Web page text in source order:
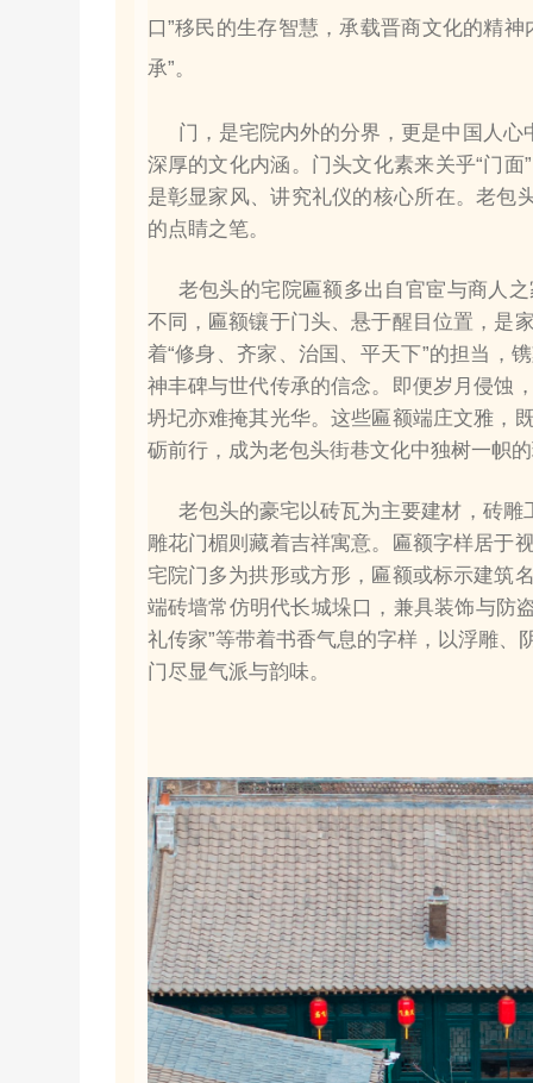
口”移民的生存智慧，承载晋商文化的精
承”。
门，是宅院内外的分界，更是中国人心
深厚的文化内涵。门头文化素来关乎“门
是彰显家风、讲究礼仪的核心所在。老包
的点睛之笔。
老包头的宅院匾额多出自官宦与商人
不同，匾额镶于门头、悬于醒目位置，是
着“修身、齐家、治国、平天下”的担当，
神丰碑与世代传承的信念。即便岁月侵蚀
坍圮亦难掩其光华。这些匾额端庄文雅，
砺前行，成为老包头街巷文化中独树一帜
老包头的豪宅以砖瓦为主要建材，砖雕
雕花门楣则藏着吉祥寓意。匾额字样居于
宅院门多为拱形或方形，匾额或标示建筑
端砖墙常仿明代长城垛口，兼具装饰与防
礼传家”等带着书香气息的字样，以浮雕
门尽显气派与韵味。